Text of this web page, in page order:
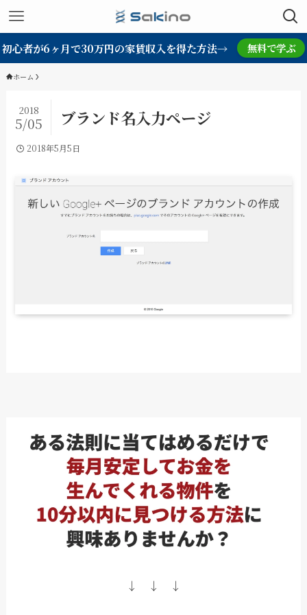
初心者が6ヶ月で30万円の家賃収入を得た方法→ 無料で学ぶ
ホーム
ブランド名入力ページ
2018
5/05
2018年5月5日
↓ ↓ ↓